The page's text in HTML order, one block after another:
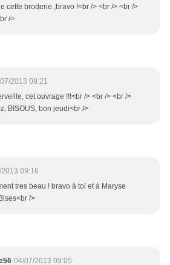
cette broderie ,bravo !<br /> <br /> <br />
/>
2013 09:21
cet ouvrage !!!<br /> <br /> <br />
BISOUS, bon jeudi<br />
09:16
tres beau ! bravo à toi et à Maryse
/>
04/07/2013 09:05